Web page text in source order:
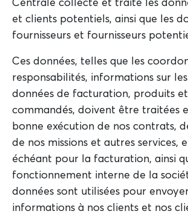
Centrale collecte et traite les
et clients potentiels, ainsi que les
fournisseurs et fournisseurs
Ces données, telles que les
responsabilités, informations sur
données de facturation, produits et
commandés, doivent être traitées
bonne exécution de nos contrats,
de nos missions et autres services,
échéant pour la facturation, ainsi
fonctionnement interne de la
données sont utilisées pour
informations à nos clients et nos